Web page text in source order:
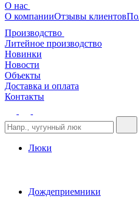
О нас
О компанииОтзывы клиентов
Производство
Литейное производство
Новинки
Новости
Объекты
Доставка и оплата
Контакты
Люки
Дождеприемники